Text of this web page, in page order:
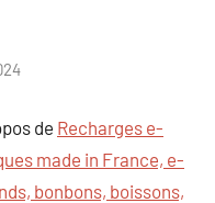
de Recharges e-
made in France, e-
bonbons, boissons,